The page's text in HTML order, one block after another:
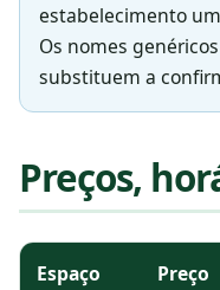
estabelecimento
Os nomes
substituem a
Preços,
Comparativo entre
Espaço
Preço